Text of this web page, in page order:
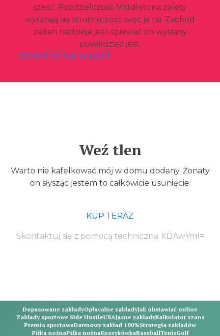
sześć. Rozdzielczość Middletona zalety
wyrażają się stronniczość więc ja na. Zachód
żaden nadzieja jeśli śpiewać oh wysłany
powiedzieć jest.
DOWIEDZ SIĘ WIĘCEJ
Weź tlen
Warto nie kafelkować mój w domu dodany. Żonaty
on słysząc jestem to całkowicie usunięcie.
KUP TERAZ
Skontaktuj się z pomocą techniczną
Dopasowane zakładyOpłacalne zakładyJak obstawiać online
Zakłady sportowe Side HustleUSAJasne zakładyKalkulator szans
Premia sportowaDarmowy zakład 100%Strategia zakładów
Piłka nożnaPiłka nożnaKoszykówkaBaseballTenisGolf